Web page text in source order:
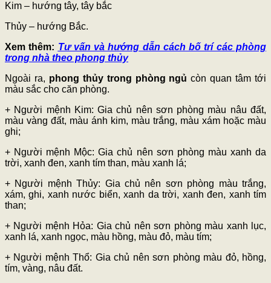
Kim – hướng tây, tây bắc
Thủy – hướng Bắc.
Xem thêm: Tư vấn và hướng dẫn cách bố trí các phòng
trong nhà theo phong thủy
Ngoài ra, phong thủy trong phòng ngủcòn quan tâm tới
màu sắc cho căn phòng.
+ Người mệnh Kim: Gia chủ nên sơn phòng màu nâu đất,
màu vàng đất, màu ánh kim, màu trắng, màu xám hoặc màu
ghi;
+ Người mệnh Mộc: Gia chủ nên sơn phòng màu xanh da
trời, xanh đen, xanh tím than, màu xanh lá;
+ Người mệnh Thủy: Gia chủ nên sơn phòng màu trắng,
xám, ghi, xanh nước biển, xanh da trời, xanh đen, xanh tím
than;
+ Người mệnh Hỏa: Gia chủ nên sơn phòng màu xanh lục,
xanh lá, xanh ngọc, màu hồng, màu đỏ, màu tím;
+ Người mệnh Thổ: Gia chủ nên sơn phòng màu đỏ, hồng,
tím, vàng, nâu đất.